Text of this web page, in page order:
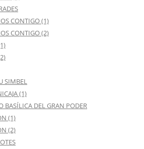
CONTIGO (1)
CONTIGO (2)
SIMBEL
(1)
BASÍLICA DEL GRAN PODER
(1)
(2)